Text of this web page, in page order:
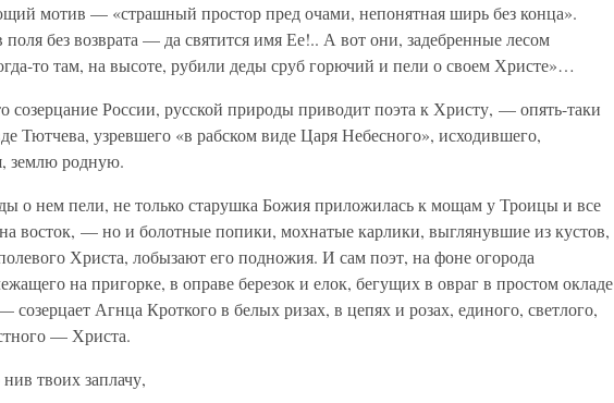
мотив — «страшный простор пред очами, непонятная ширь без конца».
без возврата — да святится имя Ее!.. А вот они, задебренные лесом
то там, на высоте, рубили деды сруб горючий и пели о своем Христе»…
созерцание России, русской природы приводит поэта к Христу, — опять-таки
Тютчева, узревшего «в рабском виде Царя Небесного», исходившего,
землю родную.
о нем пели, не только старушка Божия приложилась к мощам у Троицы и все
восток, — но и болотные попики, мохнатые карлики, выглянувшие из кустов,
Христа, лобызают его подножия. И сам поэт, на фоне огорода
на пригорке, в оправе березок и елок, бегущих в овраг в простом окладе
созерцает Агнца Кроткого в белых ризах, в цепях и розах, единого, светлого,
— Христа.
твоих заплачу,